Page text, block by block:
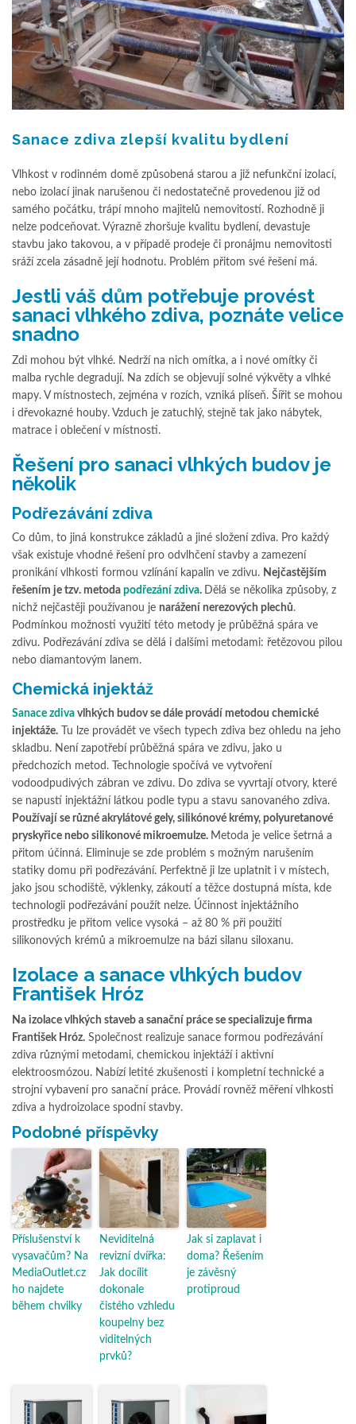
Sanace zdiva zlepší kvalitu bydlení
Vlhkost v rodinném domě způsobená starou a již nefunkční izolací,
nebo izolací jinak narušenou či nedostatečně provedenou již od
samého počátku, trápí mnoho majitelů nemovitostí. Rozhodně ji
nelze podceňovat. Výrazně zhoršuje kvalitu bydlení, devastuje
stavbu jako takovou, a v případě prodeje či pronájmu nemovitosti
sráží zcela zásadně její hodnotu. Problém přitom své řešení má.
Jestli váš dům potřebuje provést
sanaci vlhkého zdiva, poznáte velice
snadno
Zdi mohou být vlhké. Nedrží na nich omítka, a i nové omítky či
malba rychle degradují. Na zdích se objevují solné výkvěty a vlhké
mapy. V místnostech, zejména v rozích, vzniká plíseň. Šířit se mohou
i dřevokazné houby. Vzduch je zatuchlý, stejně tak jako nábytek,
matrace i oblečení v místnosti.
Řešení pro sanaci vlhkých budov je
několik
Podřezávání zdiva
Co dům, to jiná konstrukce základů a jiné složení zdiva. Pro každý
však existuje vhodné řešení pro odvlhčení stavby a zamezení
pronikání vlhkosti formou vzlínání kapalin ve zdivu. Nejčastějším
řešením je tzv. metoda podřezání zdiva.
Dělá se několika způsoby, z
nichž nejčastěji používanou je narážení nerezových plechů.
Podmínkou možnosti využití této metody je průběžná spára ve
zdivu. Podřezávání zdiva se dělá i dalšími metodami: řetězovou pilou
nebo diamantovým lanem.
Chemická injektáž
Sanace zdiva vlhkých budov se dále provádí metodou chemické
injektáže. Tu lze provádět ve všech typech zdiva bez ohledu na jeho
skladbu. Není zapotřebí průběžná spára ve zdivu, jako u
předchozích metod. Technologie spočívá ve vytvoření
vodoodpudivých zábran ve zdivu. Do zdiva se vyvrtají otvory, které
se napustí injektážní látkou podle typu a stavu sanovaného zdiva.
Používají se různé akrylátové gely, silikónové krémy, polyuretanové
pryskyřice nebo silikonové mikroemulze. Metoda je velice šetrná a
přitom účinná. Eliminuje se zde problém s možným narušením
statiky domu při podřezávání. Perfektně ji lze uplatnit i v místech,
jako jsou schodiště, výklenky, zákoutí a těžce dostupná místa, kde
technologii podřezávání použít nelze. Účinnost injektážního
prostředku je přitom velice vysoká – až 80 % při použití
silikonových krémů a mikroemulze na bázi silanu siloxanu.
Izolace a sanace vlhkých budov
František Hróz
Na izolace vlhkých staveb a sanační práce se specializuje firma
František Hróz. Společnost realizuje sanace formou podřezávání
zdiva různými metodami, chemickou injektáží i aktivní
elektroosmózou. Nabízí letité zkušenosti i kompletní technické a
strojní vybavení pro sanační práce. Provádí rovněž měření vlhkosti
zdiva a hydroizolace spodní stavby.
Podobné příspěvky
Příslušenství k
vysavačům? Na
MediaOutlet.cz
ho najdete
během chvilky
Neviditelná
revizní dvířka:
Jak docílit
dokonale
čistého vzhledu
koupelny bez
viditelných
prvků?
Jak si zaplavat i
doma? Řešením
je závěsný
protiproud